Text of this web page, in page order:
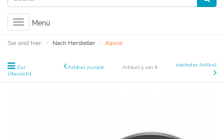
Toggle
navigation
Menü
Sie sind hier: Nach Hersteller Alpine
Zur
Übersicht
Artikel zurück Artikel 5 von 6 nächster Artikel